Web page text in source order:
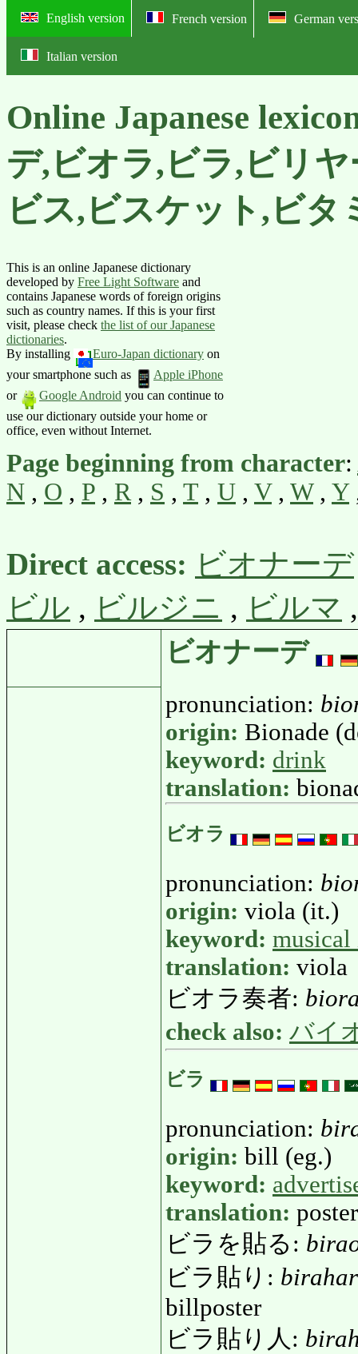
English version French version German
Italian version
Online Japanese
デ,ビオラ,ビラ,ビリ
ビス,ビスケット,ビタ
This is an online Japanese dictionary
developed by Free Light Software and
contains Japanese words of foreign origins
such as country names. If this is your first
visit, please check the list of our Japanese
dictionaries.
By installing
Euro-Japan dictionary on
your smartphone such as
Apple iPhone
or
Google Android you can continue to
use our dictionary outside your home or
office, even without Internet.
Page beginning from character:
N , O , P , R , S , T , U , V, W, Y
Direct access: ビオナーデ
ビル , ビルジニ , ビルマ
ビオナーデ
pronunciation:
origin: Bionade
keyword: drink
translation:
ビオラ
pronunciation:
origin: viola (it.)
keyword: musical
translation: viola
ビオラ奏者:
check also: バイ
ビラ
pronunciation:
origin: bill (eg.)
keyword:
translation:
ビラを貼る:
ビラ貼り:
billposter
ビラ貼り人: